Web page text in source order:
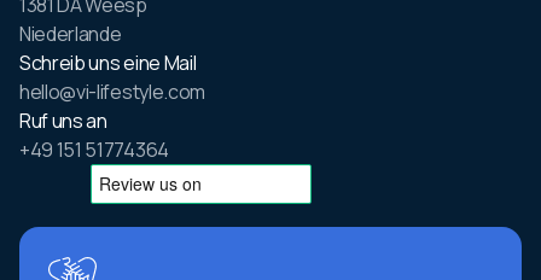
Niederlande
Schreib uns eine Mail
hello@vi-lifestyle.com
Ruf uns an
+49 151 51774364